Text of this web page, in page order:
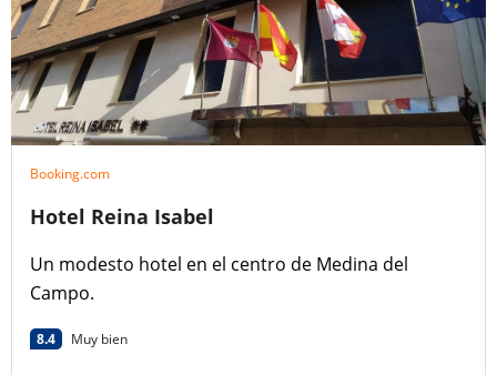
Booking.com
Hotel Reina Isabel
Un modesto hotel en el centro de Medina del
Campo.
8.4 Muy bien